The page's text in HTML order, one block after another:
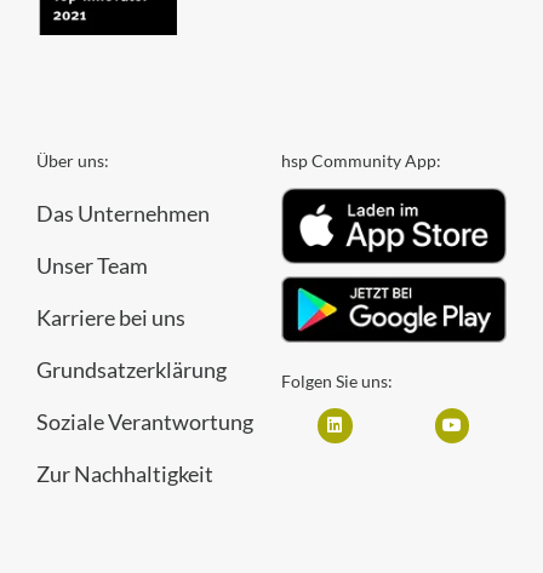
Über uns:
Das Unternehmen
Unser Team
Karriere bei uns
Grundsatzerklärung
Soziale Verantwortung
Zur Nachhaltigkeit
hsp Community App:
Folgen Sie uns: